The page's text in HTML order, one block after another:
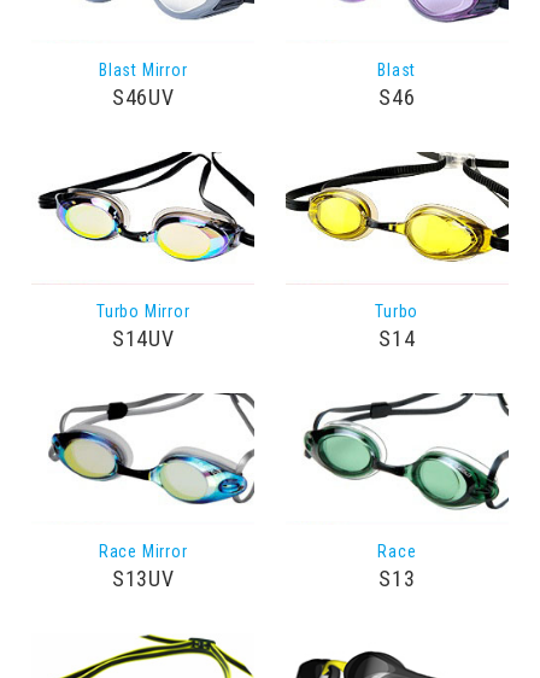
Blast Mirror
S46UV
Blast
S46
Turbo Mirror
S14UV
Turbo
S14
Race Mirror
S13UV
Race
S13